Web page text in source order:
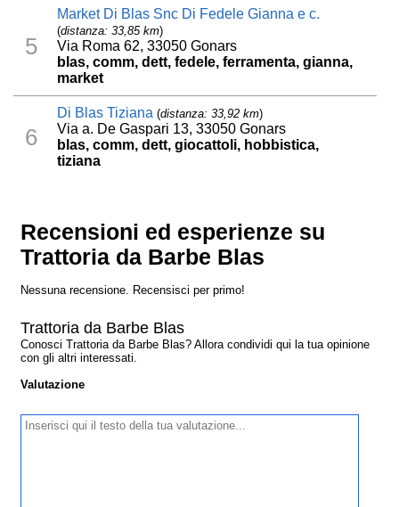
5
Market Di Blas Snc Di Fedele Gianna e c.
(distanza: 33,85 km)
Via Roma 62, 33050 Gonars
blas, comm, dett, fedele, ferramenta, gianna,
market
6
Di Blas Tiziana (distanza: 33,92 km)
Via a. De Gaspari 13, 33050 Gonars
blas, comm, dett, giocattoli, hobbistica,
tiziana
Recensioni ed esperienze su
Trattoria da Barbe Blas
Nessuna recensione. Recensisci per primo!
Trattoria da Barbe Blas
Conosci Trattoria da Barbe Blas? Allora condividi qui la tua opinione
con gli altri interessati.
Valutazione